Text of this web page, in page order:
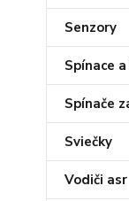
Senzory
Spínace
Spínače
Sviečky
Vodiči asr